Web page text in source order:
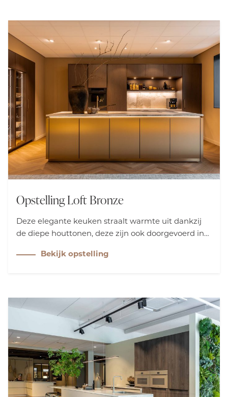
Opstelling Loft Bronze
Deze elegante keuken straalt warmte uit dankzij
de diepe houttonen, deze zijn ook doorgevoerd in
en een glazen kast zorgen voor een huiselijke sfeer,
Bekijk opstelling